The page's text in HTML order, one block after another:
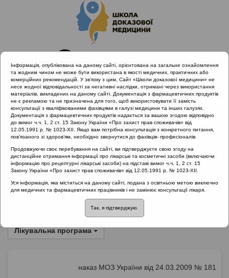
Головна Нормативні документи Тонзиліт
Рубрика:
Тонзиліт
Назва:
Протокол надання медичної допомоги хворим з
паратонзилітом і паратонзилярним абсцесом
Лікувальна програма
наказ МОЗ України від 24.03.2009 № 181
Інформація, опублікована на даному сайті, орієнтована на загальне ознайомлення
та жодним чином не може бути використана в якості медичних, практичних або
комерційних рекомендацій. У зв’язку з цим, Сайт «Школи доказової медицини» не
несе жодної відповідальності за негативні наслідки, отримані через використання
матеріалів, викладених на даному сайті. Документація з фармацевтичних продуктів
не є рекламою та не призначена для того, щоб використовувати її замість
консультації з кваліфікованими фахівцями в галузі медицини та інших галузях.
Документація з фармацевтичних продуктів надається за вашою згодою відповідно
до вимог ч.ч. 1, 2 ст. 15 Закону України «Про захист прав споживачів» від
12.05.1991 р. № 1023-XII. Якщо вам потрібна консультація з конкретного питання,
пов’язаного зі здоров’ям, необхідно звернутися до фахівців- професіоналів.
Продовжуючи своє перебування на сайті, ви підтверджуєте свою згоду на
дистанційне отримання інформації про лікарські та косметичні засоби (включаючи
інформацію про рецептурні лікарські засоби) на підставі вимог ч.ч. 1, 2 ст. 15
Закону України «Про захист прав споживачів» від 12.05.1991 р. № 1023-XII.
Уся інформація, яка міститься на даному сайті, подана з освітньою метою виключно
для медичних та фармацевтичних працівників і не замінює консультації лікаря.
Так, я підтверджую.